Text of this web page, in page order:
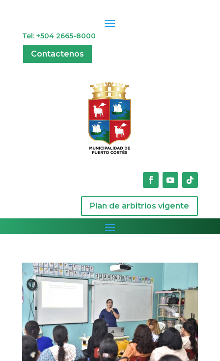
Tel: +504 2665-8000
Contactenos
Plan de arbitrios vigente